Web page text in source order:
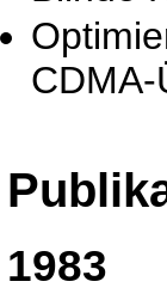
1983